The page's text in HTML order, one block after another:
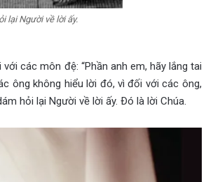
lại Người về lời ấy.
các môn đệ: “Phần anh em, hãy lắng tai
ông không hiểu lời đó, vì đối với các ông,
hỏi lại Người về lời ấy. Ðó là lời Chúa.